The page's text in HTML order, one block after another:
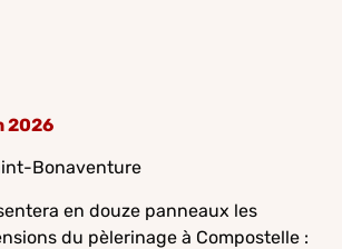
2026
Bonaventure
en douze panneaux les
du pèlerinage à Compostelle :